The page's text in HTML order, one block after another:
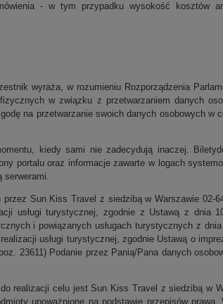
- w tym przypadku wysokość kosztów
wyraża, w rozumieniu Rozporządzenia
w związku z przetwarzaniem danych
na przetwarzanie swoich danych osobowych w
kiedy sami nie zadecydują inaczej.
portalu oraz informacje zawarte w logach
serwerami.
Sun Kiss Travel z siedzibą w Warszawie 02-
usługi turystycznej, zgodnie z Ustawą z dnia
i powiązanych usługach turystycznych z
usługi turystycznej, zgodnie Ustawą o
23611) Podanie przez Panią/Pana danych
realizacji celu jest Sun Kiss Travel z siedzibą w
upoważnione na podstawie przepisów prawa.